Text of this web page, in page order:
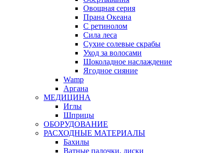
Овощная серия
Прана Океана
С ретинолом
Сила леса
Сухие солевые скрабы
Уход за волосами
Шоколадное наслаждение
Ягодное сияние
Wamp
Аргана
МЕДИЦИНА
Иглы
Шприцы
ОБОРУДОВАНИЕ
РАСХОДНЫЕ МАТЕРИАЛЫ
Бахилы
Ватные палочки, диски